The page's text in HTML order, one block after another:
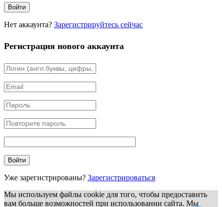
Нет аккаунта? Зарегистрируйтесь сейчас
Регистрация нового аккаунта
Уже зарегистрированы? Зарегистрироваться
Мы используем файлы cookie для того, чтобы предоставить
вам больше возможностей при использовании сайта. Мы